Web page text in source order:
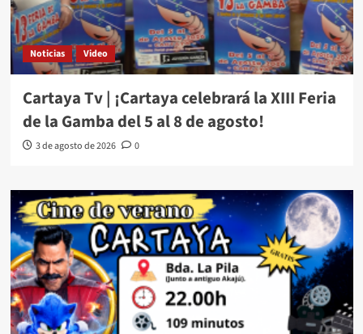
Noticias Video
Cartaya Tv | ¡Cartaya celebrará la XIII Feria
de la Gamba del 5 al 8 de agosto!
3 de agosto de 2026 0